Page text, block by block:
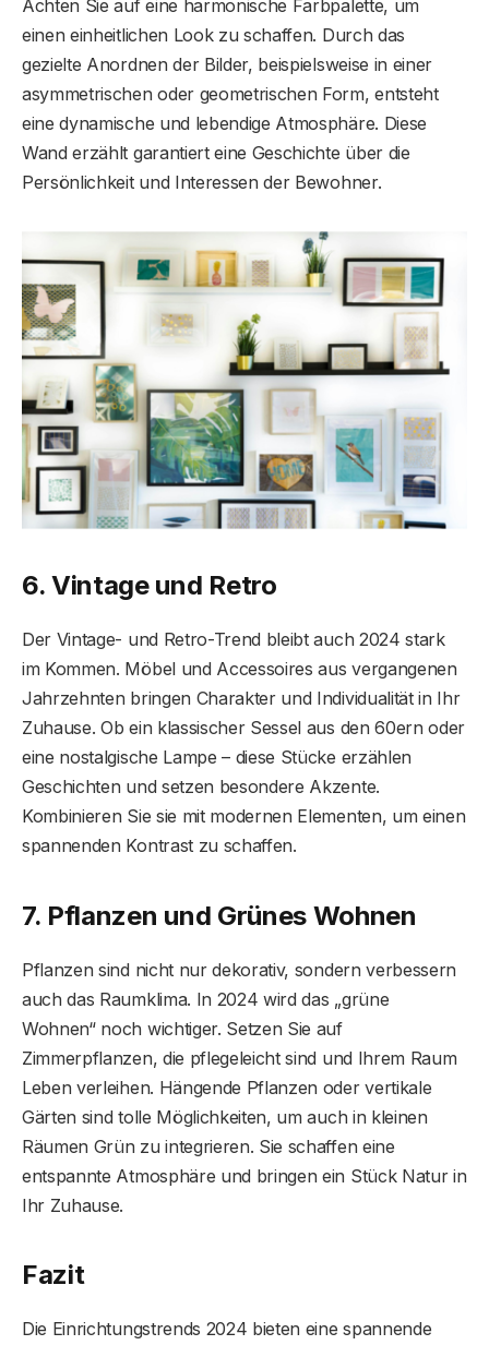
Achten Sie auf eine harmonische Farbpalette, um
einen einheitlichen Look zu schaffen. Durch das
gezielte Anordnen der Bilder, beispielsweise in einer
asymmetrischen oder geometrischen Form, entsteht
eine dynamische und lebendige Atmosphäre. Diese
Wand erzählt garantiert eine Geschichte über die
Persönlichkeit und Interessen der Bewohner.
6. Vintage und Retro
Der Vintage- und Retro-Trend bleibt auch 2024 stark
im Kommen. Möbel und Accessoires aus vergangenen
Jahrzehnten bringen Charakter und Individualität in Ihr
Zuhause. Ob ein klassischer Sessel aus den 60ern oder
eine nostalgische Lampe – diese Stücke erzählen
Geschichten und setzen besondere Akzente.
Kombinieren Sie sie mit modernen Elementen, um einen
spannenden Kontrast zu schaffen.
7. Pflanzen und Grünes Wohnen
Pflanzen sind nicht nur dekorativ, sondern verbessern
auch das Raumklima. In 2024 wird das „grüne
Wohnen“ noch wichtiger. Setzen Sie auf
Zimmerpflanzen, die pflegeleicht sind und Ihrem Raum
Leben verleihen. Hängende Pflanzen oder vertikale
Gärten sind tolle Möglichkeiten, um auch in kleinen
Räumen Grün zu integrieren. Sie schaffen eine
entspannte Atmosphäre und bringen ein Stück Natur in
Ihr Zuhause.
Fazit
Die Einrichtungstrends 2024 bieten eine spannende